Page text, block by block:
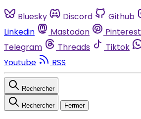
Bluesky Discord Github
Linkedin
Mastodon Pinterest
Telegram
Threads Tiktok
Youtube
RSS
Rechercher
Rechercher Fermer